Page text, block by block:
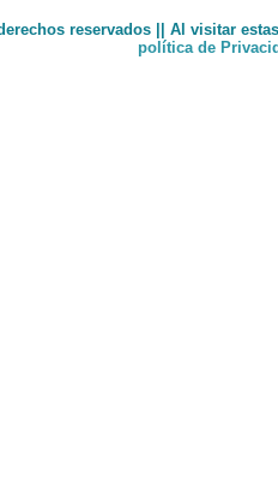
reservados || Al visitar
política de